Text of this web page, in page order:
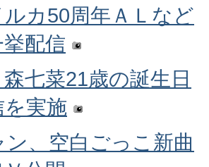
ルカ50周年ＡＬなど
配信
森七菜21歳の誕生日
を実施
、空白ごっこ新曲